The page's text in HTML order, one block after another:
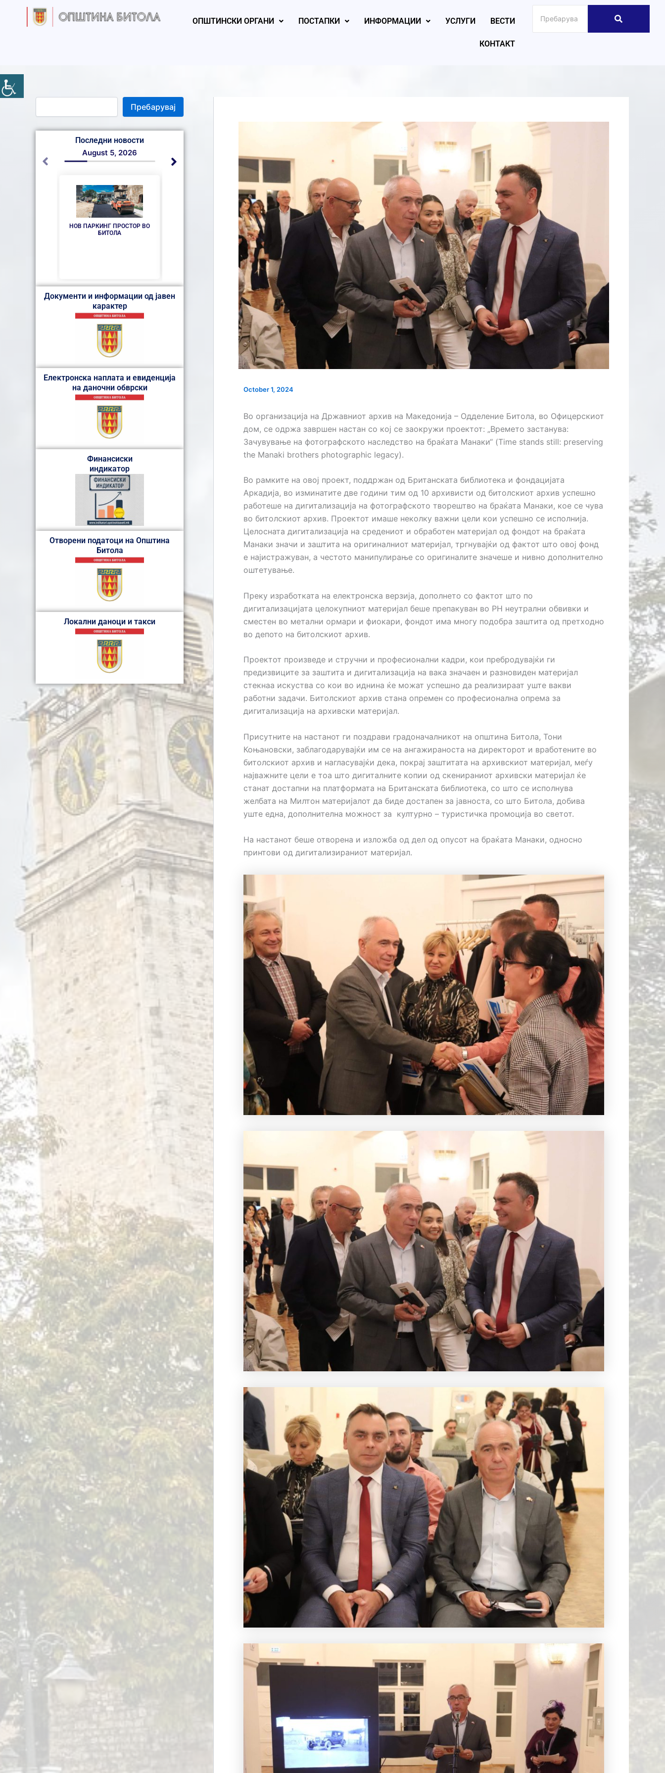
ОПШТИНСКИ ОРГАНИ ПОСТАПКИ ИНФОРМАЦИИ УСЛУГИ ВЕСТИ
КОНТАКТ
e
a
Пребарувај
Последни новости
НОВ ПАРКИНГ ПРОСТОР ВО
БИТОЛА
August 5, 2026
ИНТЕРВЈУ СО КАНДИДАТИ
ЗА НАДЗОРЕН ОДБОР КОИ
ПРОДОЛЖУВААТ ВО ВТОРА
ИНТЕРВЈУ ЗА НАДЗОРЕН
ОДБОР НА КАНДИДАТИ КОИ
ПРОДОЛЖУВААТ ВО ВТОРА
ФАЗА КЈП НИСКОГРАДБА
ИНТЕРВЈУ ЗА НАДЗОРЕН
ОДБОР НА КАНДИДАТИ КОИ
ПРОДОЛЖУВААТ ВО ВТОРА
ФАЗА ЈП ЗА УРБАНИСТИЧКО
ПЛАНИРАЊЕ,ПРОЕКТИРАЊЕ
И ИНЖИНЕРИНГ
August 4, 2026
Документи и информации од јавен
карактер
Електронска наплата и евиденција
на даночни обврски
Финансиски
индикатор
Отворени податоци на Општина
Битола
Локални даноци и такси
October 1, 2024
Во организација на Државниот архив на Македонија – Одделение Битола, во Офицерскиот
дом, се одржа завршен настан со кој се заокружи проектот: „Времето застанува:
Зачувување на фотографското наследство на браќата Манаки“ (Time stands still: preserving
the Manaki brothers photographic legacy).
Во рамките на овој проект, поддржан од Британската библиотека и фондацијата
Аркадија, во изминатите две години тим од 10 архивисти од битолскиот архив успешно
работеше на дигитализација на фотографското творештво на браќата Манаки, кое се чува
во битолскиот архив. Проектот имаше неколку важни цели кои успешно се исполнија.
Целосната дигитализација на средениот и обработен материјал од фондот на браќата
Манаки значи и заштита на оригиналниот материјал, тргнувајќи од фактот што овој фонд
е најистражуван, а честото манипулирање со оригиналите значеше и нивно дополнително
оштетување.
Преку изработката на електронска верзија, дополнето со фактот што по
дигитализацијата целокупниот материјал беше препакуван во РН неутрални обвивки и
сместен во метални ормари и фиокари, фондот има многу подобра заштита од претходно
во депото на битолскиот архив.
Проектот произведе и стручни и професионални кадри, кои пребродувајќи ги
предизвиците за заштита и дигитализација на вака значаен и разновиден материјал
стекнаа искуства со кои во иднина ќе можат успешно да реализираат уште вакви
работни задачи. Битолскиот архив стана опремен со професионална опрема за
дигитализација на архивски материјал.
Присутните на настанот ги поздрави градоначалникот на општина Битола, Тони
Коњановски, заблагодарувајќи им се на ангажираноста на директорот и вработените во
битолскиот архив и нагласувајќи дека, покрај заштитата на архивскиот материјал, меѓу
најважните цели е тоа што дигиталните копии од скенираниот архивски материјал ќе
станат достапни на платформата на Британската библиотека, со што се исполнува
желбата на Милтон материјалот да биде достапен за јавноста, со што Битола, добива
уште една, дополнителна можност за културно – туристичка промоција во светот.
На настанот беше отворена и изложба од дел од опусот на браќата Манаки, односно
принтови од дигитализираниот материјал.